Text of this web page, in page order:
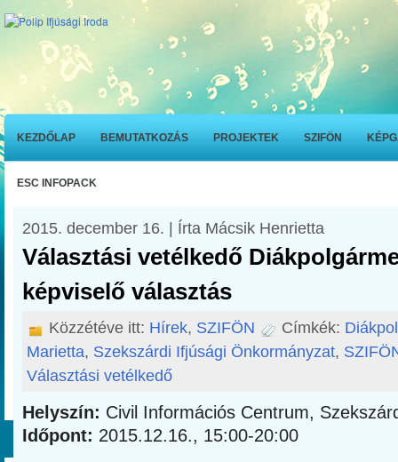
KEZDŐLAP BEMUTATKOZÁS PROJEKTEK SZIFÖN
ESC INFOPACK
2015. december 16. | Írta Mácsik Henrietta
Választási vetélkedő
képviselő választás
Közzétéve itt: Hírek, SZIFÖN Címkék:
Marietta, Szekszárdi Ifjúsági Önkormányzat,
Választási vetélkedő
Helyszín: Civil Információs Centrum,
Időpont: 2015.12.16., 15:00-20:00